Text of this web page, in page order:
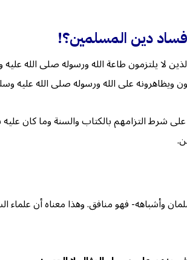
دين المسلمين؟!
لا يلتزمون طاعة الله ورسوله صلى الله
ويظاهرونه على الله ورسوله صلى الله عليه
على شرط التزامهم بالكتاب والسنة وما كان
فهو منافق. وهذا معناه أن علماء